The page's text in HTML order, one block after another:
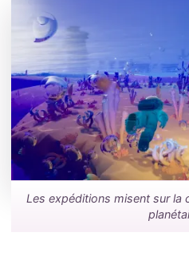
Les expéditions misent sur la